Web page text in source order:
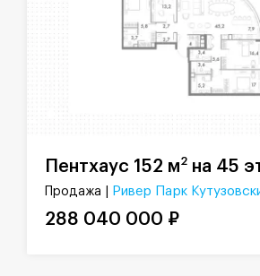
Пентхаус 152 м2 на 45
Продажа | Ривер Парк
288 040 000 ₽